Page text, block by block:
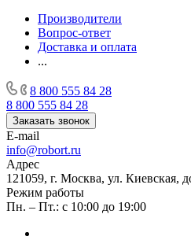
Производители
Вопрос-ответ
Доставка и оплата
...
8 800 555 84 28
8 800 555 84 28
Заказать звонок
E-mail
info@robort.ru
Адрес
121059, г. Москва, ул. Киевская,
Режим работы
Пн. – Пт.: с 10:00 до 19:00